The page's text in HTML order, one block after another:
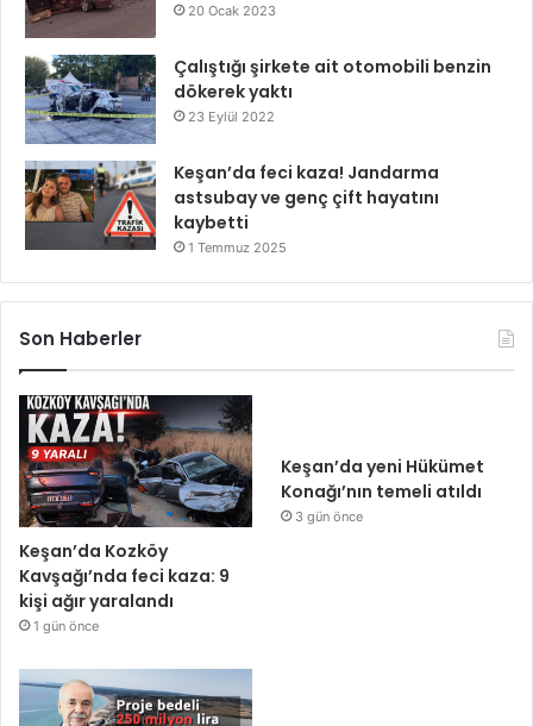
20 Ocak 2023
Çalıştığı şirkete ait otomobili benzin
dökerek yaktı
23 Eylül 2022
Keşan’da feci kaza! Jandarma
astsubay ve genç çift hayatını
kaybetti
1 Temmuz 2025
Son Haberler
Keşan’da Kozköy
Kavşağı’nda feci kaza: 9
kişi ağır yaralandı
1 gün önce
Keşan’da yeni Hükümet
Konağı’nın temeli atıldı
3 gün önce